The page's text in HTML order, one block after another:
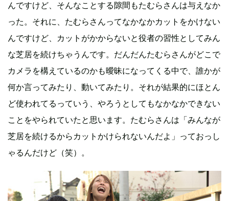
んですけど、そんなことする隙間もたむらさんは与えなか
った。それに、たむらさんってなかなかカットをかけない
んですけど、カットがかからないと役者の習性としてみん
な芝居を続けちゃうんです。だんだんたむらさんがどこで
カメラを構えているのかも曖昧になってくる中で、誰かが
何か言ってみたり、動いてみたり。それが結果的にほとん
ど使われてるっていう、やろうとしてもなかなかできない
ことをやられていたと思います。たむらさんは「みんなが
芝居を続けるからカットかけられないんだよ」っておっし
ゃるんだけど（笑）。